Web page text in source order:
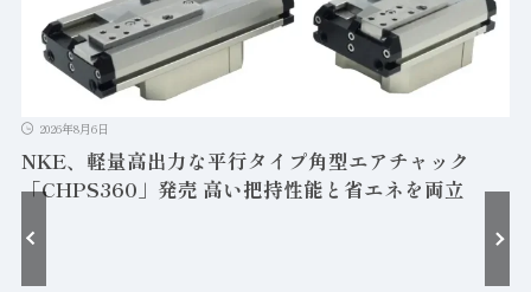
2026年8月6日
NKE、軽量高出力な平行タイプ角型エアチャック
「CHPS360」発売 高い把持性能と省エネを両立